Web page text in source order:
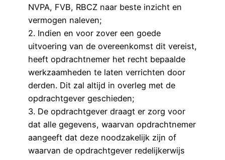
NVPA, FVB, RBCZ naar beste inzicht en
vermogen naleven;
2. Indien en voor zover een goede
uitvoering van de overeenkomst dit vereist,
heeft opdrachtnemer het recht bepaalde
werkzaamheden te laten verrichten door
derden. Dit zal altijd in overleg met de
opdrachtgever geschieden;
3. De opdrachtgever draagt er zorg voor
dat alle gegevens, waarvan opdrachtnemer
aangeeft dat deze noodzakelijk zijn of
waarvan de opdrachtgever redelijkerwijs